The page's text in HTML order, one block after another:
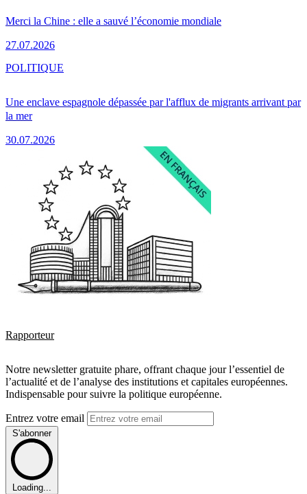
Merci la Chine : elle a sauvé l’économie mondiale
27.07.2026
Une enclave espagnole dépassée par l'afflux de migrants arrivant par
la mer
30.07.2026
POLITIQUE
Rapporteur
Notre newsletter gratuite phare, offrant chaque jour l’essentiel de
l’actualité et de l’analyse des institutions et capitales européennes.
Indispensable pour suivre la politique européenne.
Entrez votre email
S'abonner
Loading...